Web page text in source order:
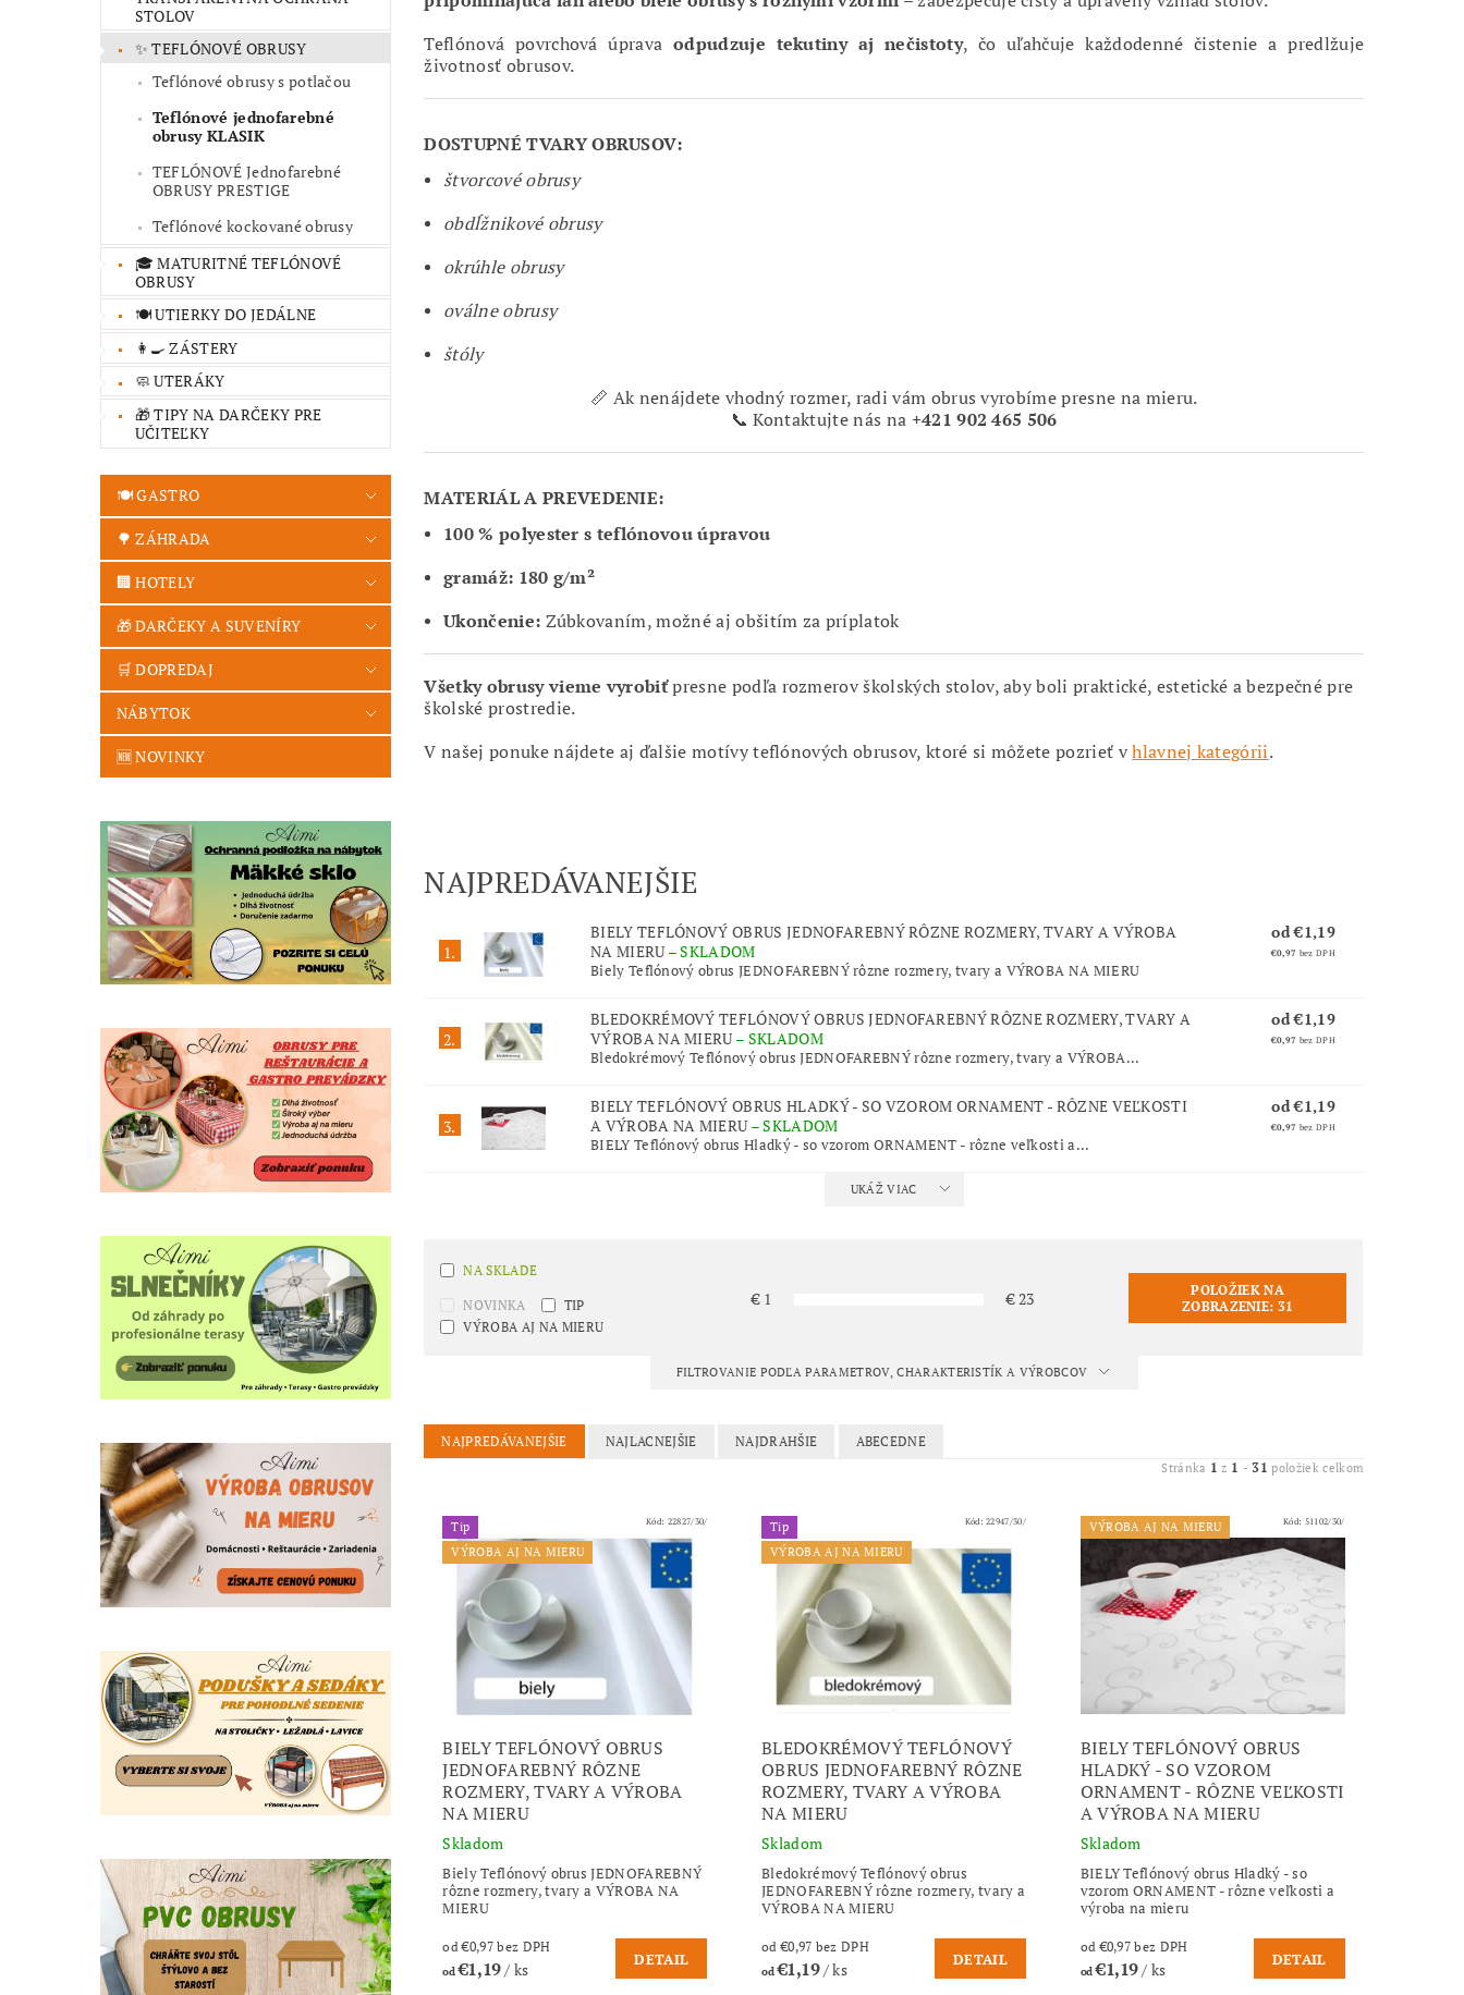
STOLOV
✨ TEFLÓNOVÉ OBRUSY
Teflónové obrusy s potlačou
Teflónové jednofarebné
obrusy KLASIK
TEFLÓNOVÉ Jednofarebné
OBRUSY PRESTIGE
Teflónové kockované obrusy
🎓 MATURITNÉ TEFLÓNOVÉ
OBRUSY
🍽️ UTIERKY DO JEDÁLNE
👩‍🍳 ZÁSTERY
🧼 UTERÁKY
🎁 TIPY NA DARČEKY PRE
UČITEĽKY
🍽️ GASTRO
🌳 ZÁHRADA
🏢 HOTELY
🎁 DARČEKY A SUVENÍRY
🛒 DOPREDAJ
NÁBYTOK
🆕 NOVINKY
Teflónová povrchová úprava odpudzuje tekutiny aj nečistoty, čo uľahčuje každodenné čistenie a predlžuje
životnosť obrusov.
DOSTUPNÉ TVARY OBRUSOV:
štvorcové obrusy
obdĺžnikové obrusy
okrúhle obrusy
oválne obrusy
štóly
📏 Ak nenájdete vhodný rozmer, radi vám obrus vyrobíme presne na mieru.
📞 Kontaktujte nás na +421 902 465 506
MATERIÁL A PREVEDENIE:
100 % polyester s teflónovou úpravou
gramáž: 180 g/m²
Ukončenie: Zúbkovaním, možné aj obšitím za príplatok
Všetky obrusy vieme vyrobiťpresne podľa rozmerov školských stolov, aby boli praktické, estetické a bezpečné pre
školské prostredie.
V našej ponuke nájdete aj ďalšie motívy teflónových obrusov, ktoré si môžete pozrieť vhlavnej kategórii.
NAJPREDÁVANEJŠIE
1.
BIELY TEFLÓNOVÝ OBRUS JEDNOFAREBNÝ RÔZNE ROZMERY, TVARY A VÝROBA
NA MIERU–SKLADOM
Biely Teflónový obrus JEDNOFAREBNÝ rôzne rozmery, tvary a VÝROBA NA MIERU
od €1,19
€0,97 bez DPH
2.
BLEDOKRÉMOVÝ TEFLÓNOVÝ OBRUS JEDNOFAREBNÝ RÔZNE ROZMERY, TVARY A
VÝROBA NA MIERU– SKLADOM
Bledokrémový Teflónový obrus JEDNOFAREBNÝ rôzne rozmery, tvary a VÝROBA...
od €1,19
€0,97 bez DPH
3.
BIELY TEFLÓNOVÝ OBRUS HLADKÝ - SO VZOROM ORNAMENT - RÔZNE VEĽKOSTI
A VÝROBA NA MIERU–SKLADOM
BIELY Teflónový obrus Hladký - so vzorom ORNAMENT - rôzne veľkosti a...
od €1,19
€0,97 bez DPH
UKÁŽ VIAC
NA SKLADE
NOVINKA
TIP
VÝROBA AJ NA MIERU
€ 1 €23
POLOŽIEK NA
ZOBRAZENIE: 31
FILTROVANIE PODĽA PARAMETROV, CHARAKTERISTÍK A VÝROBCOV
NAJPREDÁVANEJŠIE NAJLACNEJŠIE NAJDRAHŠIE ABECEDNE
Stránka 1 z 1 -31 položiek celkom
Tip
VÝROBA AJ NA MIERU
Kód: 22827/30/
BIELY TEFLÓNOVÝ OBRUS
JEDNOFAREBNÝ RÔZNE
ROZMERY, TVARY A VÝROBA
NA MIERU
Skladom
Biely Teflónový obrus JEDNOFAREBNÝ
rôzne rozmery, tvary a VÝROBA NA
MIERU
od €0,97 bez DPH
od€1,19/ ks
DETAIL
Tip
VÝROBA AJ NA MIERU
Kód:22947/30/
BLEDOKRÉMOVÝ TEFLÓNOVÝ
OBRUS JEDNOFAREBNÝ RÔZNE
ROZMERY, TVARY A VÝROBA
NA MIERU
Skladom
Bledokrémový Teflónový obrus
JEDNOFAREBNÝ rôzne rozmery, tvary a
VÝROBA NA MIERU
od €0,97 bez DPH
od€1,19/ ks
DETAIL
VÝROBA AJ NA MIERU Kód: 51102/30/
BIELY TEFLÓNOVÝ OBRUS
HLADKÝ - SO VZOROM
ORNAMENT - RÔZNE VEĽKOSTI
A VÝROBA NA MIERU
Skladom
BIELY Teflónový obrus Hladký - so
vzorom ORNAMENT - rôzne veľkosti a
výroba na mieru
od €0,97 bez DPH
od€1,19/ ks
DETAIL